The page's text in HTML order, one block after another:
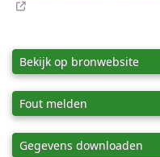
Bekijk op bronwebsite
Fout melden
Gegevens downloaden